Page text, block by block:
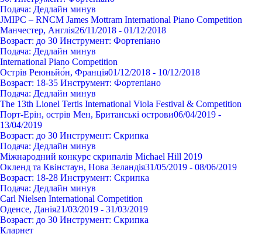
Подача: Дедлайн минув
JMIPC – RNCM James Mottram International Piano Competition
Манчестер, Англія26/11/2018 - 01/12/2018
Возраст: до 30 Инструмент: Фортепіано
Подача: Дедлайн минув
International Piano Competition
Острів Реюньйо́н, Франція01/12/2018 - 10/12/2018
Возраст: 18-35 Инструмент: Фортепіано
Подача: Дедлайн минув
The 13th Lionel Tertis International Viola Festival & Competition
Порт-Ерін, острів Мен, Британські острови06/04/2019 -
13/04/2019
Возраст: до 30 Инструмент: Cкрипка
Подача: Дедлайн минув
Міжнародний конкурс скрипалів Michael Hill 2019
Окленд та Квінстаун, Нова Зеландія31/05/2019 - 08/06/2019
Возраст: 18-28 Инструмент: Cкрипка
Подача: Дедлайн минув
Carl Nielsen International Competition
Оденсе, Данія21/03/2019 - 31/03/2019
Возраст: до 30 Инструмент: Cкрипка
Кларнет